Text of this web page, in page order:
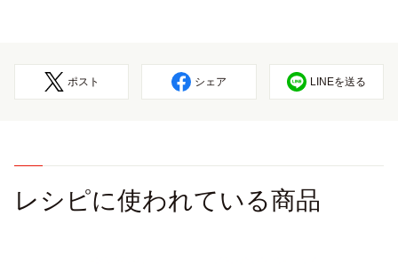
ポスト シェア LINEを送る
レシピに使われている商品